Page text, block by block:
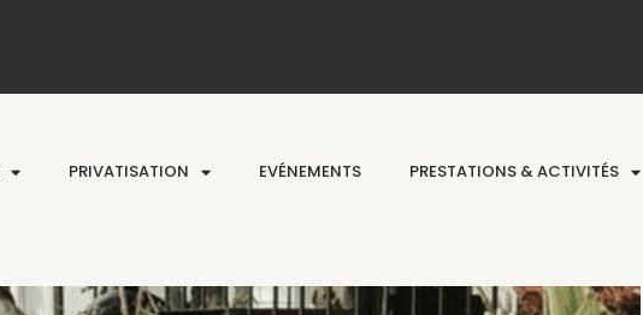
PRIVATISATION EVÉNEMENTS PRESTATIONS & ACTIVITÉS